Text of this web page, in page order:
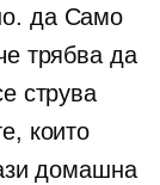
да Само
трябва да
струва
които
домашна